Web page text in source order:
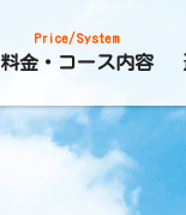
Price/System
料金・コース内容